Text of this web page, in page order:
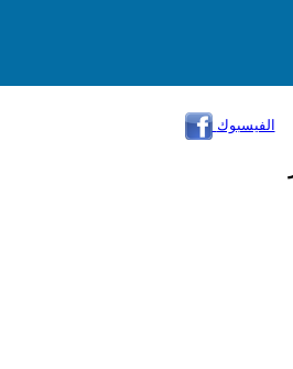
الفيسبوك